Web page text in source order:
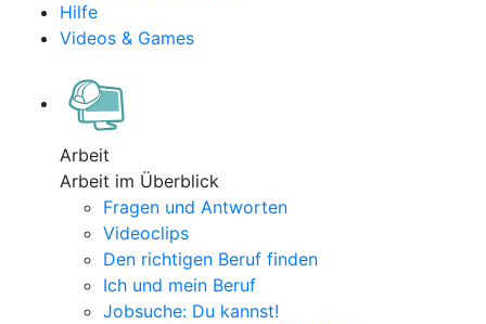
Hilfe
Videos & Games
Arbeit
Arbeit im Überblick
Fragen und Antworten
Videoclips
Den richtigen Beruf finden
Ich und mein Beruf
Jobsuche: Du kannst!